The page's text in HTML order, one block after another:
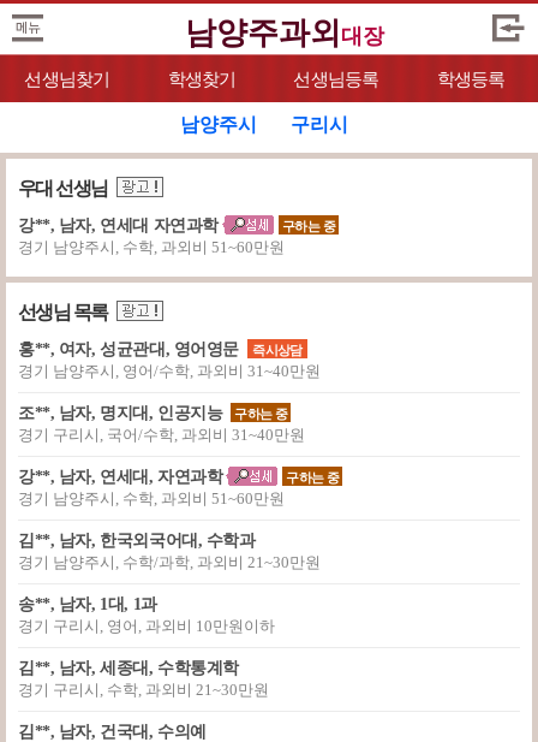
남양주과외 대장
선생님찾기 학생찾기 선생님등록 학생등록
남양주시 구리시
우대 선생님
강**, 남자, 연세대 자연과학 구하는 중
경기 남양주시, 수학, 과외비 51~60만원
선생님 목록
홍**, 여자, 성균관대, 영어영문 즉시상담
경기 남양주시, 영어/수학, 과외비 31~40만원
조**, 남자, 명지대, 인공지능 구하는 중
경기 구리시, 국어/수학, 과외비 31~40만원
강**, 남자, 연세대, 자연과학 구하는 중
경기 남양주시, 수학, 과외비 51~60만원
김**, 남자, 한국외국어대, 수학과
경기 남양주시, 수학/과학, 과외비 21~30만원
송**, 남자, 1대, 1과
경기 구리시, 영어, 과외비 10만원이하
김**, 남자, 세종대, 수학통계학
경기 구리시, 수학, 과외비 21~30만원
김**, 남자, 건국대, 수의예